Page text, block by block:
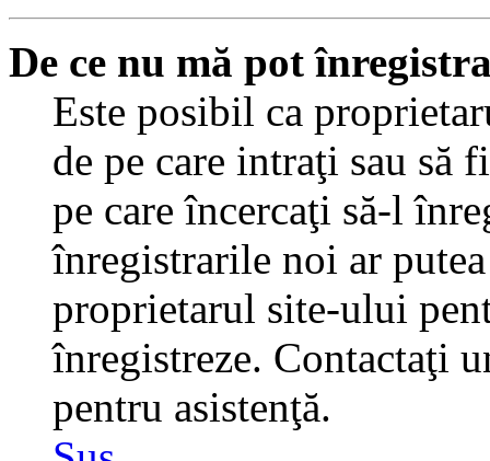
De ce nu mă pot
Este posibil ca
de pe care intraţi sau să
pe care încercaţi să-l
înregistrarile noi ar
proprietarul site-ului
înregistreze. Contactaţi
pentru asistenţă.